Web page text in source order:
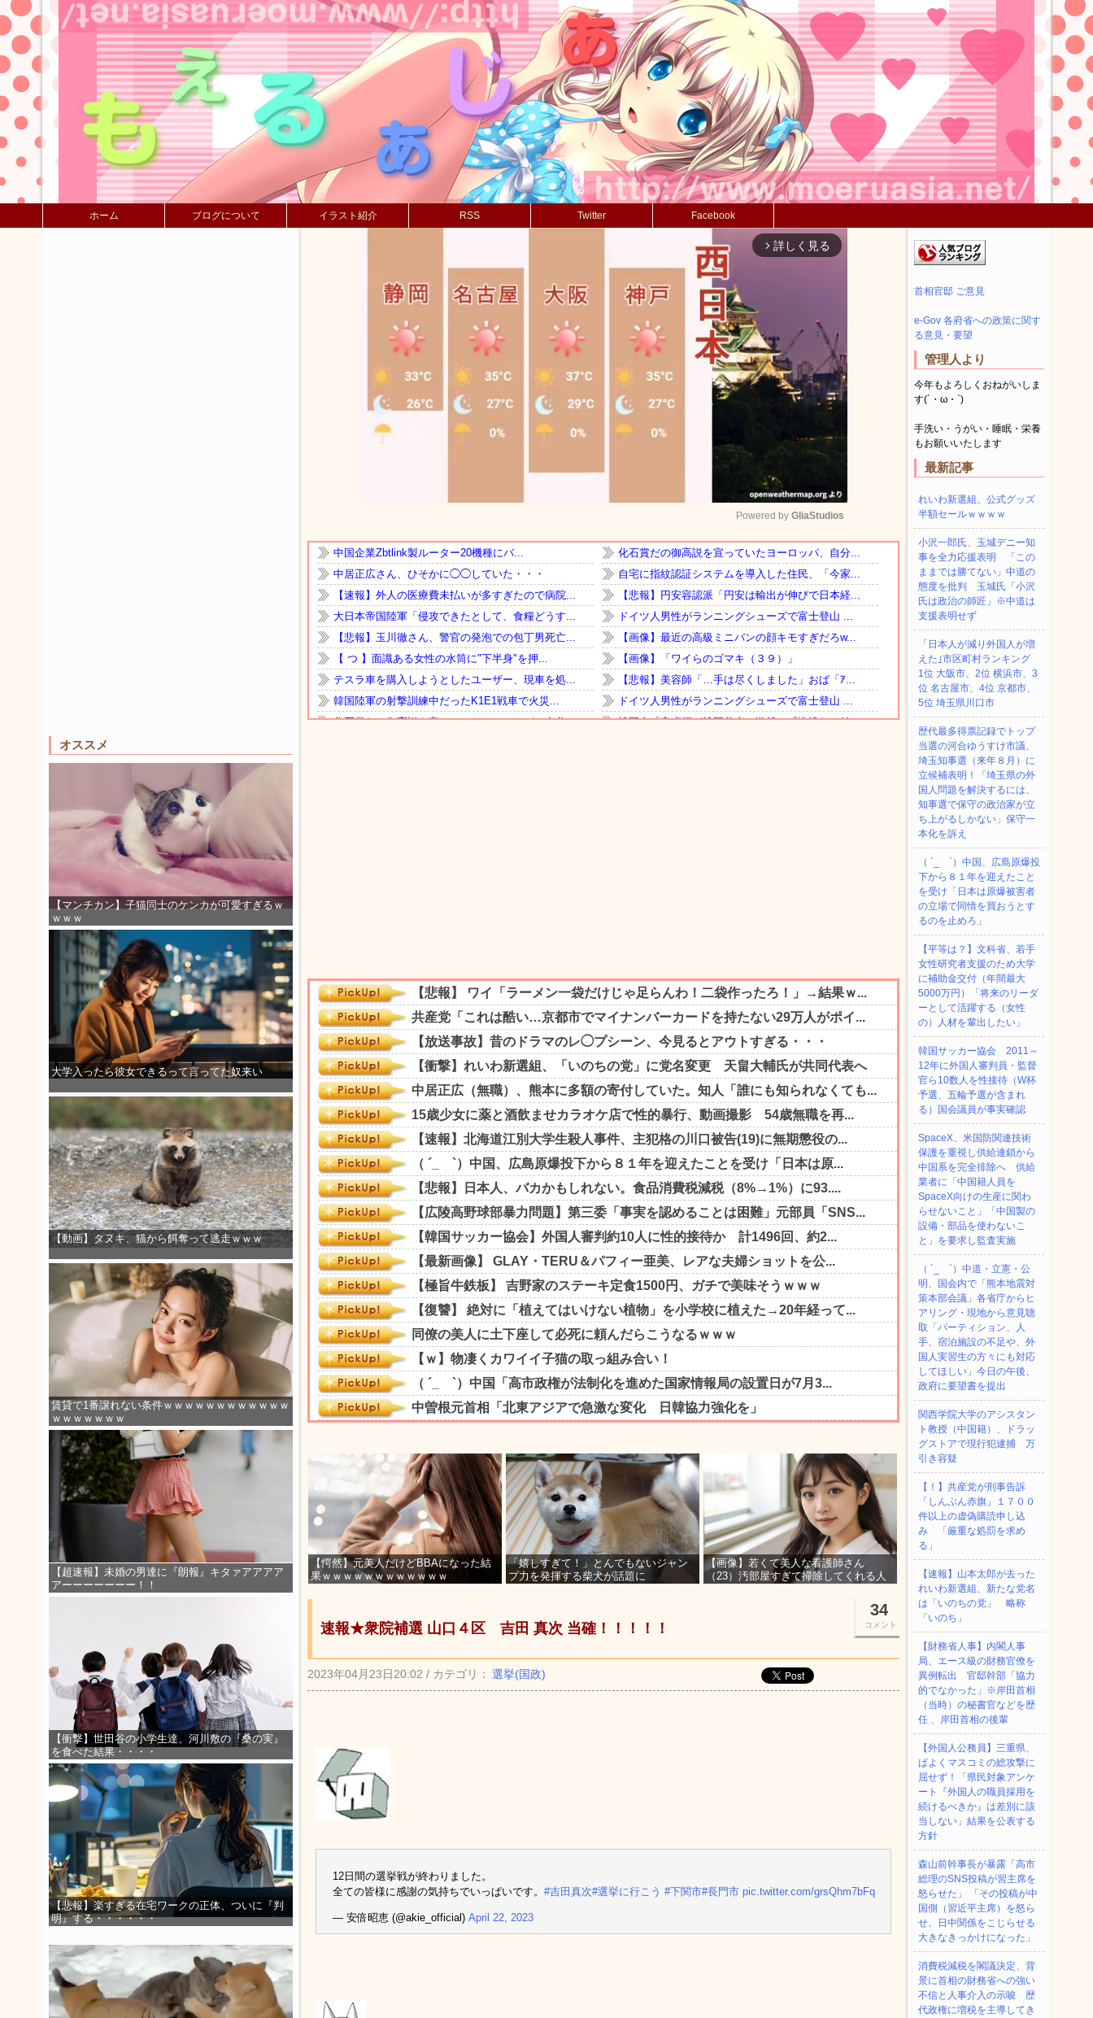
ホーム ブログについて イラスト紹介 RSS Twitter Facebook
オススメ
【マンチカン】子猫同士のケンカが可愛すぎるｗ
ｗｗｗ
大学入ったら彼女できるって言ってた奴来い
【動画】タヌキ、猫から餌奪って逃走ｗｗｗ
賃貸で1番譲れない条件ｗｗｗｗｗｗｗｗｗｗｗｗ
ｗｗｗｗｗｗｗ
【超速報】未婚の男達に『朗報』キタァアアアア
アーーーーーーー！！
【衝撃】世田谷の小学生達、河川敷の『桑の実』
を食べた結果・・・・
【悲報】楽すぎる在宅ワークの正体、ついに『判
明』する・・・・・・
arrow_forward_ios 詳しく見る
Mute
Powered by GliaStudios
【愕然】元美人だけどBBAになった結
果ｗｗｗｗｗｗｗｗｗｗｗｗ
「嬉しすぎて！」とんでもないジャン
プ力を発揮する柴犬が話題に
【画像】若くて美人な看護師さん
（23）汚部屋すぎて掃除してくれる人
34
コメント
速報★衆院補選 山口４区 吉田 真次 当確！！！！！
2023年04月23日20:02 / カテゴリ： 選挙(国政)
12日間の選挙戦が終わりました。
全ての皆様に感謝の気持ちでいっぱいです。 #吉田真次#選挙に行こう #下関市#長門市 pic.twitter.com/grsQhm7bFq
— 安倍昭恵 (@akie_official) April 22, 2023
首相官邸 ご意見
e-Gov 各府省への政策に関す
る意見・要望
管理人より
今年もよろしくおねがいしま
す(´・ω・`)
手洗い・うがい・睡眠・栄養
もお願いいたします
最新記事
れいわ新選組、公式グッズ
半額セールｗｗｗｗ
小沢一郎氏、玉城デニー知
事を全力応援表明 「この
ままでは勝てない」中道の
態度を批判 玉城氏「小沢
氏は政治の師匠」※中道は
支援表明せず
「日本人が減り外国人が増
えた｣市区町村ランキング
1位 大阪市、2位 横浜市、3
位 名古屋市、4位 京都市、
5位 埼玉県川口市
歴代最多得票記録でトップ
当選の河合ゆうすけ市議、
埼玉知事選（来年８月）に
立候補表明！「埼玉県の外
国人問題を解決するには、
知事選で保守の政治家が立
ち上がるしかない」保守一
本化を訴え
（ ´_ゝ`）中国、広島原爆投
下から８１年を迎えたこと
を受け「日本は原爆被害者
の立場で同情を買おうとす
るのを止めろ」
【平等は？】文科省、若手
女性研究者支援のため大学
に補助金交付（年間最大
5000万円）「将来のリーダ
ーとして活躍する（女性
の）人材を輩出したい」
韓国サッカー協会 2011～
12年に外国人審判員・監督
官ら10数人を性接待（W杯
予選、五輪予選が含まれ
る）国会議員が事実確認
SpaceX、米国防関連技術
保護を重視し供給連鎖から
中国系を完全排除へ 供給
業者に「中国籍人員を
SpaceX向けの生産に関わ
らせないこと」「中国製の
設備・部品を使わないこ
と」を要求し監査実施
（ ´_ゝ`）中道・立憲・公
明、国会内で「熊本地震対
策本部会議」各省庁からヒ
アリング・現地から意見聴
取「パーティション、人
手、宿泊施設の不足や、外
国人実習生の方々にも対応
してほしい」今日の午後、
政府に要望書を提出
関西学院大学のアシスタン
ト教授（中国籍）、ドラッ
グストアで現行犯逮捕 万
引き容疑
【！】共産党が刑事告訴
「しんぶん赤旗」１７００
件以上の虚偽購読申し込
み 「厳重な処罰を求め
る」
【速報】山本太郎が去った
れいわ新選組、新たな党名
は「いのちの党」 略称
「いのち」
【財務省人事】内閣人事
局、エース級の財務官僚を
異例転出 官邸幹部「協力
的でなかった」※岸田首相
（当時）の秘書官などを歴
任 、岸田首相の後輩
【外国人公務員】三重県、
ぱよくマスコミの総攻撃に
屈せず！「県民対象アンケ
ート『外国人の職員採用を
続けるべきか』は差別に該
当しない」結果を公表する
方針
森山前幹事長が暴露「高市
総理のSNS投稿が習主席を
怒らせた」 「その投稿が中
国側（習近平主席）を怒ら
せ、日中関係をこじらせる
大きなきっかけになった」
消費税減税を閣議決定、背
景に首相の財務省への強い
不信と人事介入の示唆 歴
代政権に増税を主導してき